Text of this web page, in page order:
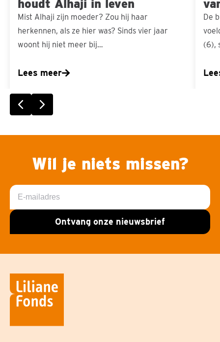
houdt Alhaji in leven
Mist Alhaji zijn moeder? Zou hij haar
herkennen, als ze hier was? Sinds vier jaar
woont hij niet meer bij…
Lees meer
De
(6),
Vorige slideVolgende slide
Wil je niets missen?
E-
mailadres
Ontvang onze nieuwsbrief